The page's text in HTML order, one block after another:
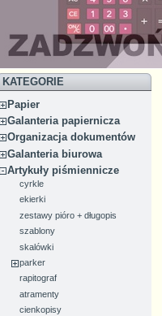
KATEGORIE
Papier
Galanteria papiernicza
Organizacja dokumentów
Galanteria biurowa
Artykuły piśmiennicze
cyrkle
ekierki
zestawy pióro + długopis
szablony
skalówki
parker
rapitograf
atramenty
cienkopisy